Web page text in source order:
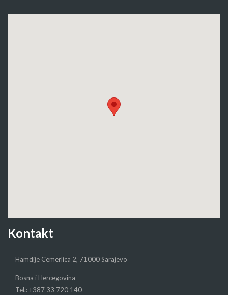
Kontakt
Hamdije Cemerlica 2, 71000 Sarajevo
Bosna i Hercegovina
Tel.: +387 33 720 140